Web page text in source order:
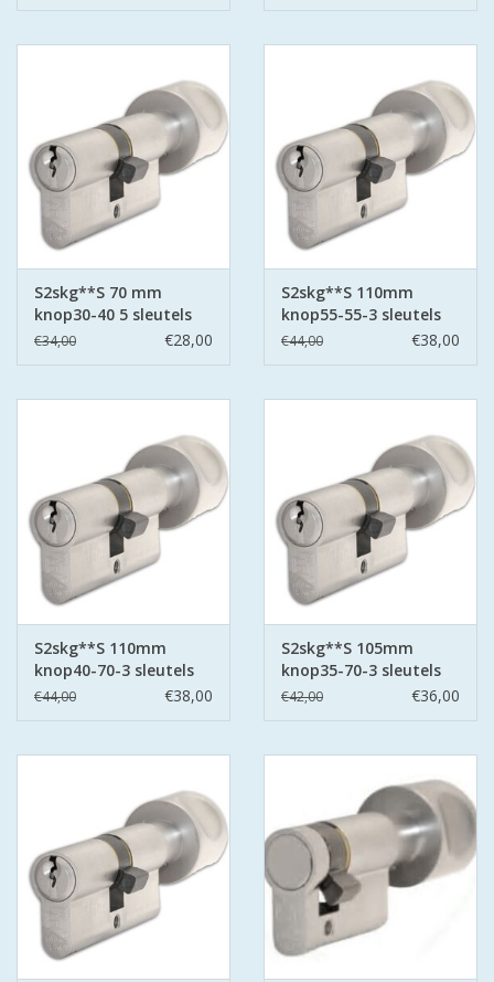
S2skg**S 70 mm
knop30-40 5 sleutels
€34,00 €28,00
S2skg**S 110mm
knop55-55-3 sleutels
€44,00 €38,00
S2skg**S 110mm
knop40-70-3 sleutels
€44,00 €38,00
S2skg**S 105mm
knop35-70-3 sleutels
€42,00 €36,00